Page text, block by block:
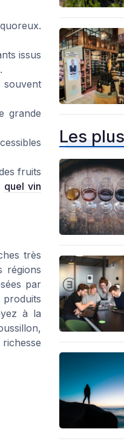
issus
souvent
grande
fruits
quel vin
très
régions
par
à la
Les